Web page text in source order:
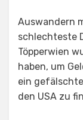
Auswandern
schlechteste
Töpperwien
haben, um
ein
den USA zu